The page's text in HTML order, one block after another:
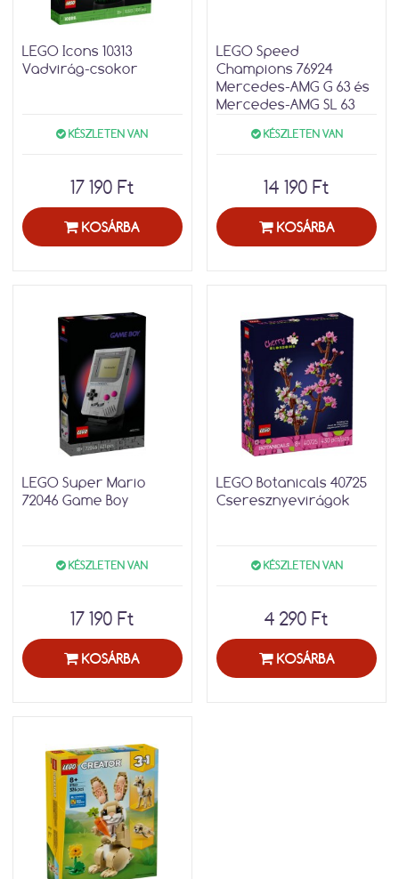
LEGO Icons 10313
Vadvirág-csokor
KÉSZLETEN VAN
17 190 Ft
KOSÁRBA
LEGO Speed
Champions 76924
Mercedes-AMG G 63 és
Mercedes-AMG SL 63
KÉSZLETEN VAN
14 190 Ft
KOSÁRBA
LEGO Super Mario
72046 Game Boy
KÉSZLETEN VAN
17 190 Ft
KOSÁRBA
LEGO Botanicals 40725
Cseresznyevirágok
KÉSZLETEN VAN
4 290 Ft
KOSÁRBA